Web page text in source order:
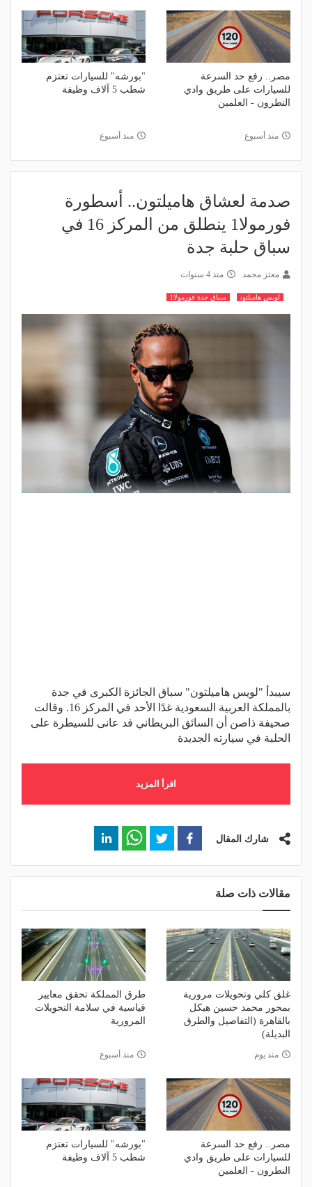
مصر.. رفع حد السرعة
للسيارات على طريق وادي
النطرون - العلمين
منذ أسبوع
"بورشه" للسيارات تعتزم
شطب 5 آلاف وظيفة
منذ أسبوع
صدمة لعشاق هاميلتون.. أسطورة
فورمولا1 ينطلق من المركز 16 في
سباق حلبة جدة
معتز محمد منذ 4 سنوات
لويس هاميلتون سباق جدة فورمولا1
سيبدأ "لويس هاميلتون" سباق الجائزة الكبرى في جدة
بالمملكة العربية السعودية غدًا الأحد في المركز 16. وقالت
صحيفة ذاصن أن السائق البريطاني قد عانى للسيطرة على
الحلبة في سيارته الجديدة
اقرأ المزيد
شارك المقال
مقالات ذات صلة
غلق كلي وتحويلات مرورية
بمحور محمد حسين هيكل
بالقاهرة (التفاصيل والطرق
البديلة)
منذ يوم
طرق المملكة تحقق معايير
قياسية في سلامة التحويلات
المرورية
منذ أسبوع
مصر.. رفع حد السرعة
للسيارات على طريق وادي
النطرون - العلمين
"بورشه" للسيارات تعتزم
شطب 5 آلاف وظيفة